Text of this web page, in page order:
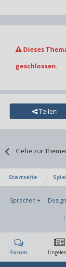
Dieses
geschlossen.
Teilen
Gehe zur
Startseite
Sprachen Design
Forum